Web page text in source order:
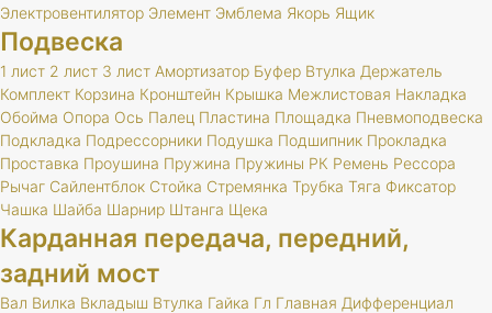
Электровентилятор Элемент Эмблема Якорь Ящик
Подвеска
1 лист 2 лист 3 лист Амортизатор Буфер Втулка Держатель
Комплект Корзина Кронштейн Крышка Межлистовая Накладка
Обойма Опора Ось Палец Пластина Площадка Пневмоподвеска
Подкладка Подрессорники Подушка Подшипник Прокладка
Проставка Проушина Пружина Пружины РК Ремень Рессора
Рычаг Сайлентблок Стойка Стремянка Трубка Тяга Фиксатор
Чашка Шайба Шарнир Штанга Щека
Карданная передача, передний,
задний мост
Вал Вилка Вкладыш Втулка Гайка Гл Главная Дифференциал